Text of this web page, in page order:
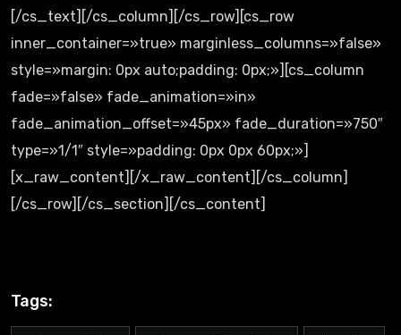
[/cs_text][/cs_column][/cs_row][cs_row
inner_container=»true» marginless_columns=»false»
style=»margin: 0px auto;padding: 0px;»][cs_column
fade=»false» fade_animation=»in»
fade_animation_offset=»45px» fade_duration=»750″
type=»1/1″ style=»padding: 0px 0px 60px;»]
[x_raw_content][/x_raw_content][/cs_column]
[/cs_row][/cs_section][/cs_content]
Tags: